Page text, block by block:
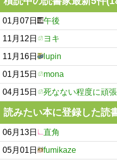
01月07日 午後
11月12日 ヨキ
11月16日 lupin
01月15日 mona
04月15日 死なない程度に頑
読みたい本に登録した読
06月13日 直角
05月01日 fumikaze